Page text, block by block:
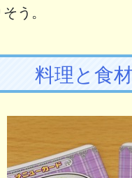
う。
料理と食